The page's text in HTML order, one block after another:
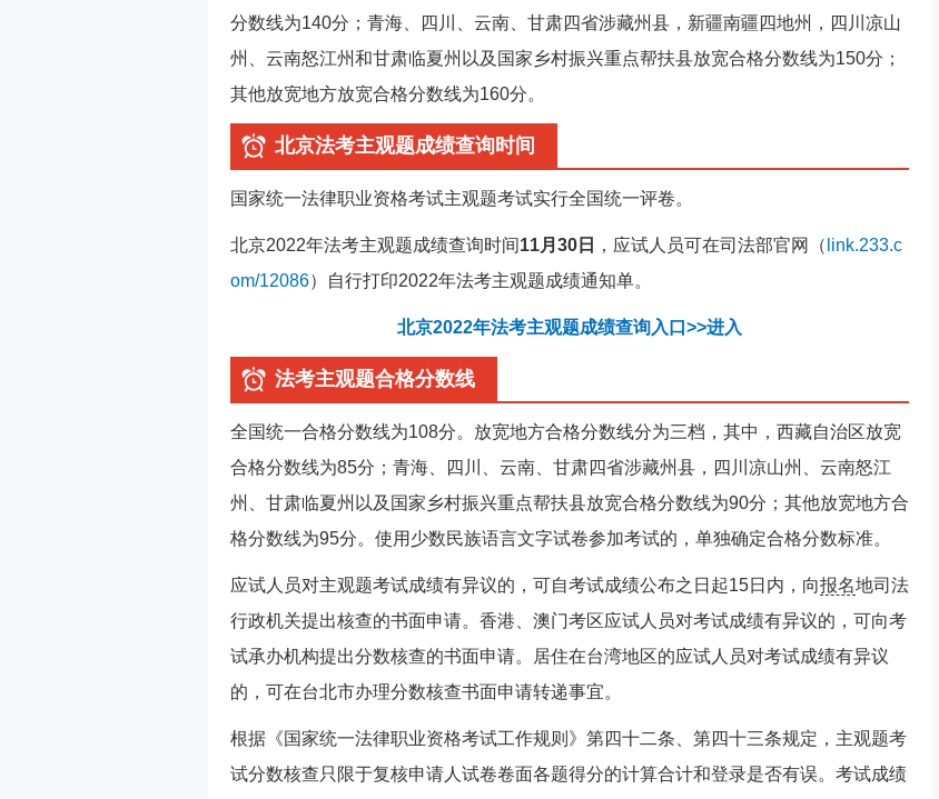
分数线为140分；青海、四川、云南、甘肃四省涉藏州县，新疆南疆四地州，四川凉山
州、云南怒江州和甘肃临夏州以及国家乡村振兴重点帮扶县放宽合格分数线为150分；
其他放宽地方放宽合格分数线为160分。
北京法考主观题成绩查询时间
国家统一法律职业资格考试主观题考试实行全国统一评卷。
北京2022年法考主观题成绩查询时间11月30日 ，应试人员可在司法部官网（ link.233.c
om/12086）自行打印2022年法考主观题成绩通知单。
北京2022年法考主观题成绩查询入口>>进入
法考主观题合格分数线
全国统一合格分数线为108分。放宽地方合格分数线分为三档，其中，西藏自治区放宽
合格分数线为85分；青海、四川、云南、甘肃四省涉藏州县，四川凉山州、云南怒江
州、甘肃临夏州以及国家乡村振兴重点帮扶县放宽合格分数线为90分；其他放宽地方合
格分数线为95分。使用少数民族语言文字试卷参加考试的，单独确定合格分数标准。
应试人员对主观题考试成绩有异议的，可自考试成绩公布之日起15日内，向报名地司法
行政机关提出核查的书面申请。香港、澳门考区应试人员对考试成绩有异议的，可向考
试承办机构提出分数核查的书面申请。居住在台湾地区的应试人员对考试成绩有异议
的，可在台北市办理分数核查书面申请转递事宜。
根据《国家统一法律职业资格考试工作规则》第四十二条、第四十三条规定，主观题考
试分数核查只限于复核申请人试卷卷面各题得分的计算合计和登录是否有误。考试成绩